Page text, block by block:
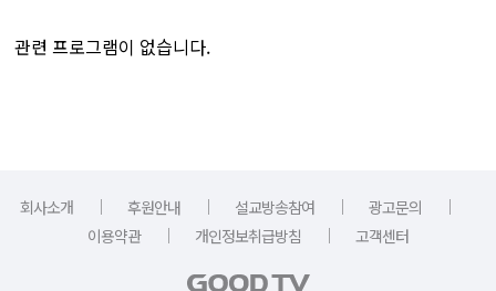
관련 프로그램이 없습니다.
회사소개 ｜ 후원안내 ｜ 설교방송참여 ｜ 광고문의
｜
이용약관
｜ 개인정보취급방침 ｜ 고객센터